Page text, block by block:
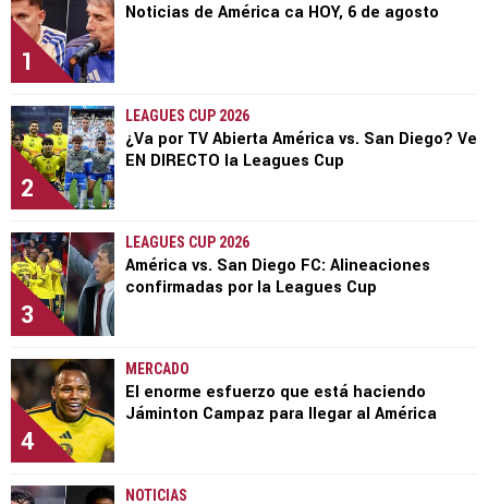
1
Noticias de América ca HOY, 6 de agosto
2
LEAGUES CUP 2026
¿Va por TV Abierta América vs. San Diego? Ve
EN DIRECTO la Leagues Cup
3
LEAGUES CUP 2026
América vs. San Diego FC: Alineaciones
confirmadas por la Leagues Cup
4
MERCADO
El enorme esfuerzo que está haciendo
Jáminton Campaz para llegar al América
NOTICIAS